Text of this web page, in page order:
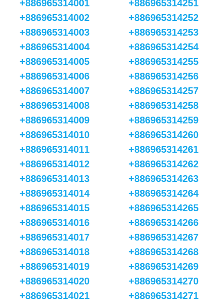
+886965314001
+886965314002
+886965314003
+886965314004
+886965314005
+886965314006
+886965314007
+886965314008
+886965314009
+886965314010
+886965314011
+886965314012
+886965314013
+886965314014
+886965314015
+886965314016
+886965314017
+886965314018
+886965314019
+886965314020
+886965314021
+886965314251
+886965314252
+886965314253
+886965314254
+886965314255
+886965314256
+886965314257
+886965314258
+886965314259
+886965314260
+886965314261
+886965314262
+886965314263
+886965314264
+886965314265
+886965314266
+886965314267
+886965314268
+886965314269
+886965314270
+886965314271